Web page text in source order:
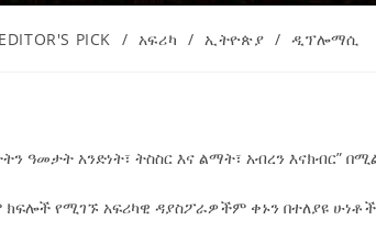
EDITOR'S PICK / አፍሪካ / ኢትዮጵያ / ዲፕሎማሲ
ዓመታት አንድነት፣ ትስስር እና ልማት፣ አብረን እናክብር”
ክፍሎች የሚገኙ አፍሪካዊ ዳያስፖራዎችም ቀኑን በተለያዩ